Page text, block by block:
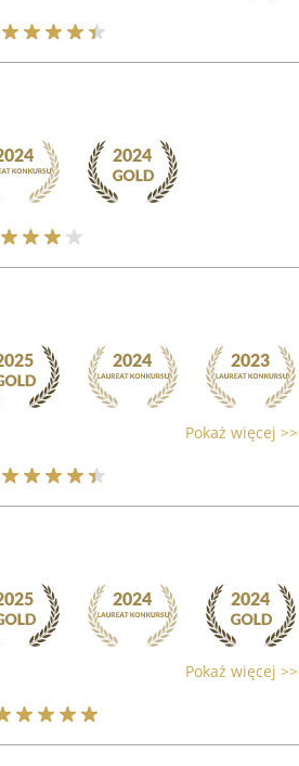
Pokaż więcej >>
Pokaż więcej >>